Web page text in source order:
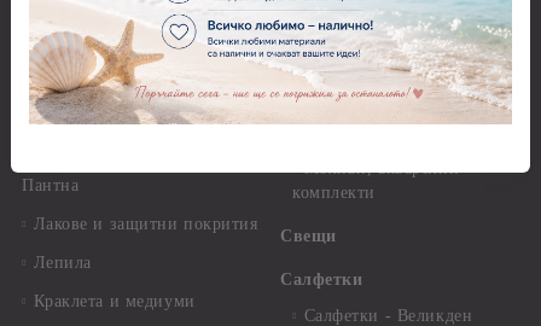
Антични пасти
Вакс пасти
Грунд, Основи, Релефни
пасти
Пантна
Лакове и защитни покрития
Лепила
Краклета и медиуми
разтвори
Платна за рисуване
Стативи и поставки
Четки и инструменти
Моливи, акварелни
комплекти
Свещи
Салфетки
Салфетки - Великден